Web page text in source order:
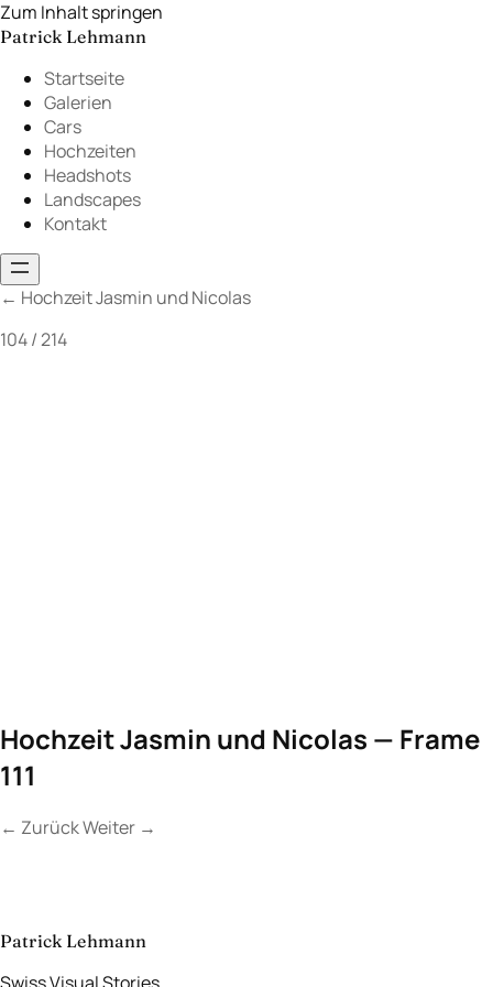
Zum Inhalt springen
Patrick Lehmann
Startseite
Galerien
Cars
Hochzeiten
Headshots
Landscapes
Kontakt
← Hochzeit Jasmin und Nicolas
104 / 214
Hochzeit Jasmin und Nicolas — Frame
111
← ZurückWeiter →
aufnehmen→
Patrick Lehmann